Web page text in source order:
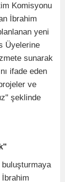
Komisyonu
İbrahim
yeni
Üyelerine
sunarak
ifade eden
ve
şeklinde
buluşturmaya